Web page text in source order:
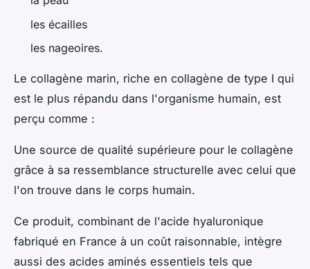
les écailles
les nageoires.
Le collagène marin, riche en collagène de type I qui
est le plus répandu dans l'organisme humain, est
perçu comme :
Une source de qualité supérieure pour le collagène
grâce à sa ressemblance structurelle avec celui que
l'on trouve dans le corps humain.
Ce produit, combinant de l'acide hyaluronique
fabriqué en France à un coût raisonnable, intègre
aussi des acides aminés essentiels tels que